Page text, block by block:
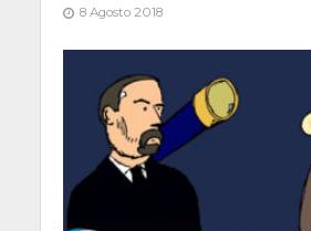
8 Agosto 2018